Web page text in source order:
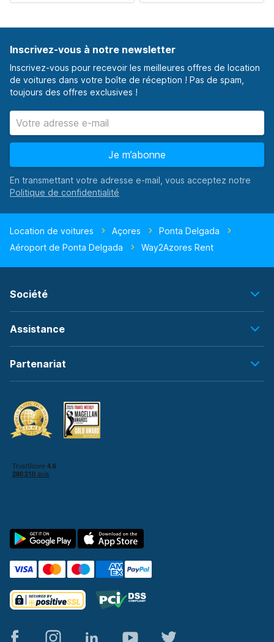
Inscrivez-vous à notre newsletter
Inscrivez-vous pour recevoir les meilleures offres de location
de voitures dans votre boîte de réception ! Pas de spam,
toujours des offres exclusives !
Je m’abonne
En transmettant votre adresse e-mail, vous acceptez notre
Location de voitures Açores
Ponta Delgada
Aéroport de Ponta Delgada
Way2Azores Rent
Société
Assistance
Partenariat